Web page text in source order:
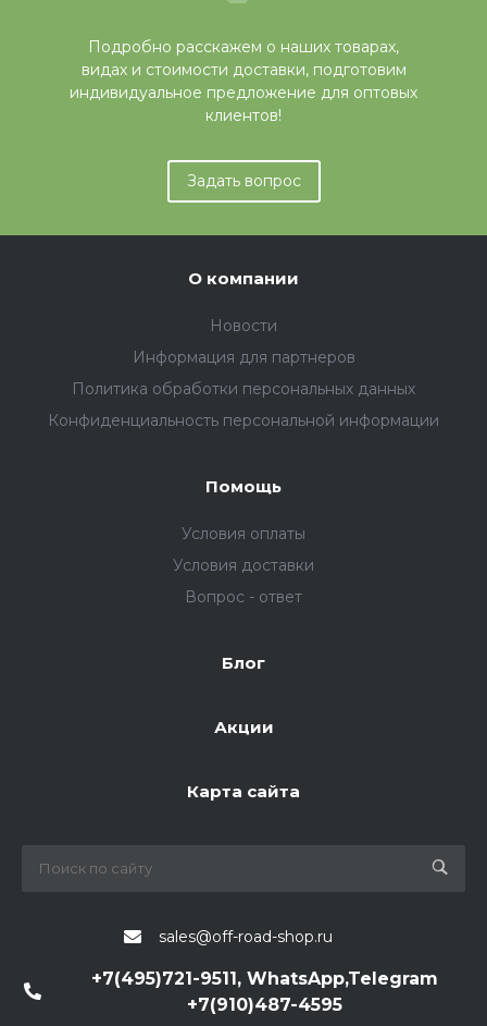
Подробно расскажем о наших товарах,
видах и стоимости доставки, подготовим
индивидуальное предложение для оптовых
клиентов!
Задать вопрос
О компании
Новости
Информация для партнеров
Политика обработки персональных данных
Конфиденциальность персональной информации
Помощь
Условия оплаты
Условия доставки
Вопрос - ответ
Блог
Акции
Карта сайта
sales@off-road-shop.ru
+7(495)721-9511, WhatsApp,Telegram
+7(910)487-4595